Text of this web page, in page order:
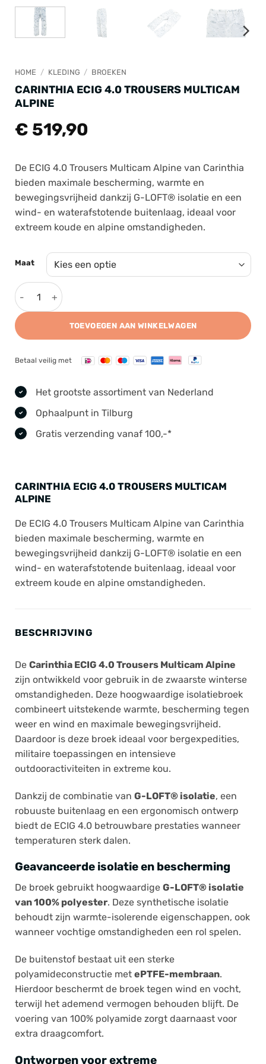
HOME / KLEDING / BROEKEN
CARINTHIA ECIG 4.0 TROUSERS MULTICAM
ALPINE
€ 519,90
De ECIG 4.0 Trousers Multicam Alpine van Carinthia
bieden maximale bescherming, warmte en
bewegingsvrijheid dankzij G-LOFT® isolatie en een
wind- en waterafstotende buitenlaag, ideaal voor
extreem koude en alpine omstandigheden.
Maat
Carinthia ECIG 4.0 Trousers Multicam Alpine aantal
TOEVOEGEN AAN WINKELWAGEN
Betaal veilig met
Het grootste assortiment van Nederland
Ophaalpunt in Tilburg
Gratis verzending vanaf 100,-*
CARINTHIA ECIG 4.0 TROUSERS MULTICAM
ALPINE
De ECIG 4.0 Trousers Multicam Alpine van Carinthia
bieden maximale bescherming, warmte en
bewegingsvrijheid dankzij G-LOFT® isolatie en een
wind- en waterafstotende buitenlaag, ideaal voor
extreem koude en alpine omstandigheden.
BESCHRIJVING
De Carinthia ECIG 4.0 Trousers Multicam Alpine
zijn ontwikkeld voor gebruik in de zwaarste winterse
omstandigheden. Deze hoogwaardige isolatiebroek
combineert uitstekende warmte, bescherming tegen
weer en wind en maximale bewegingsvrijheid.
Daardoor is deze broek ideaal voor bergexpedities,
militaire toepassingen en intensieve
outdooractiviteiten in extreme kou.
Dankzij de combinatie van G-LOFT® isolatie, een
robuuste buitenlaag en een ergonomisch ontwerp
biedt de ECIG 4.0 betrouwbare prestaties wanneer
temperaturen sterk dalen.
Geavanceerde isolatie en bescherming
De broek gebruikt hoogwaardige G-LOFT® isolatie
van 100% polyester. Deze synthetische isolatie
behoudt zijn warmte-isolerende eigenschappen, ook
wanneer vochtige omstandigheden een rol spelen.
De buitenstof bestaat uit een sterke
polyamideconstructie met ePTFE-membraan.
Hierdoor beschermt de broek tegen wind en vocht,
terwijl het ademend vermogen behouden blijft. De
voering van 100% polyamide zorgt daarnaast voor
extra draagcomfort.
Ontworpen voor extreme